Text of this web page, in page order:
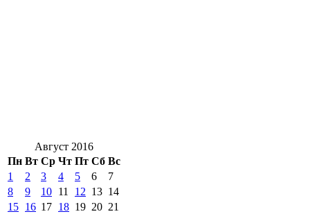
Август 2016
Пн Вт Ср Чт Пт Сб Вс
1
2 3 4 5 6
7
8
9 10 11 12 13 14
15 16 17 18 19 20 21